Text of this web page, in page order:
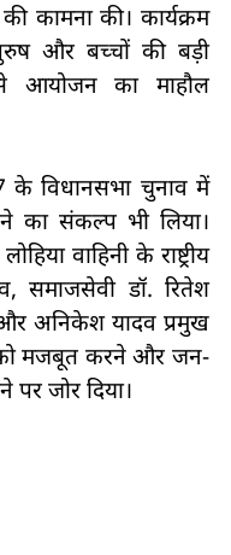
कामना की। कार्यक्रम
और बच्चों की बड़ी
आयोजन का माहौल
के विधानसभा चुनाव में
का संकल्प भी लिया।
वाहिनी के राष्ट्रीय
समाजसेवी डॉ. रितेश
अनिकेश यादव प्रमुख
मजबूत करने और जन-
पर जोर दिया।